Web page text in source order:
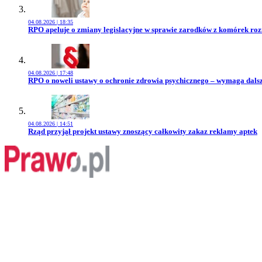
04.08.2026 | 18:35
Przejdź do artykułu:
RPO apeluje o zmiany legislacyjne w sprawie zarodków z komórek
04.08.2026 | 17:48
Przejdź do artykułu:
RPO o noweli ustawy o ochronie zdrowia psychicznego – wymaga
04.08.2026 | 14:51
Przejdź do artykułu:
Rząd przyjął projekt ustawy znoszący całkowity zakaz reklamy aptek